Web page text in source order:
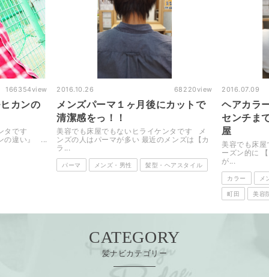
166354view
カンの
タです
の違い』 ...
2016.10.26 68220view
メンズパーマ１ヶ月後にカットで
清潔感をっ！！
美容でも床屋でもないヒライケンタです メ
ンズの人はパーマが多い 最近のメンズは【カ
ラ...
パーマ メンズ・男性 髪型・ヘアスタイル
2016.07.09
ヘアカラ
センチま
屋
美容でも床
ーズン的に
が...
カラー メ
町田 美容
CATEGORY
髪ナビカテゴリー